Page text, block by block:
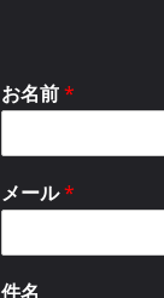
お名前*
メール*
件名